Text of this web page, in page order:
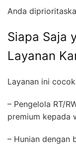
Anda
Siapa Saja
Layanan
Layanan ini
– Pengelola RT/
premium kepada
– Hunian dengan